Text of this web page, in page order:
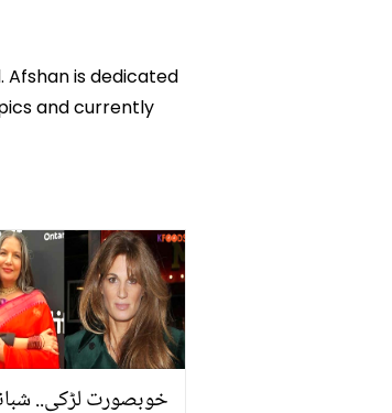
is dedicated
and currently
خوبصورت لڑکی..